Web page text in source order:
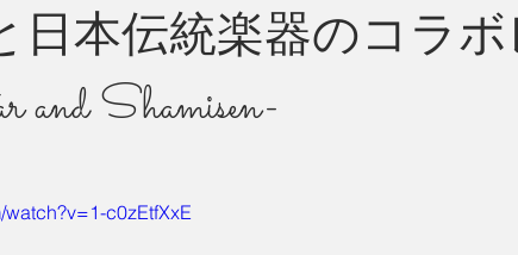
News つぶやき
日本伝統楽器のコラ
Shamisen-
c0zEtfXxE